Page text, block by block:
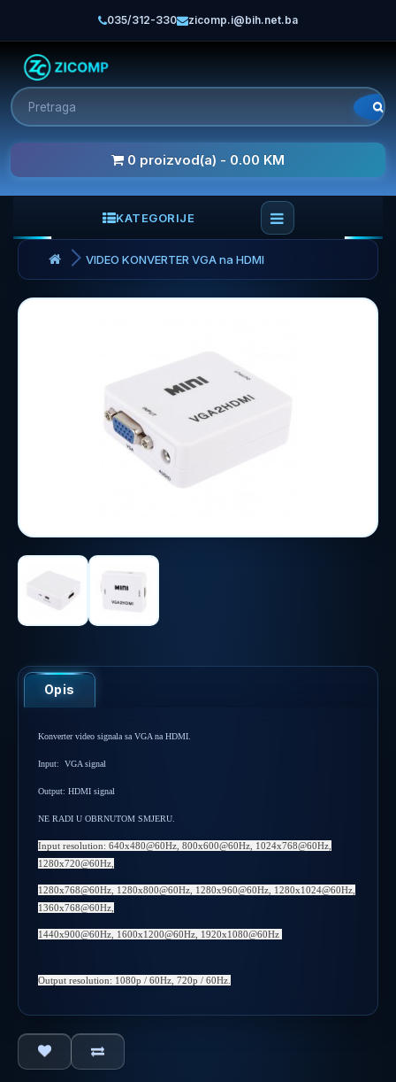
035/312-330 zicomp.i@bih.net.ba
0 proizvod(a) - 0.00 KM
KATEGORIJE
VIDEO KONVERTER VGA na HDMI
Opis
Konverter video signala sa VGA na HDMI.
Input: VGA signal
Output: HDMI signal
NE RADI U OBRNUTOM SMJERU.
Input resolution: 640x480@60Hz, 800x600@60Hz, 1024x768@60Hz,
1280x720@60Hz,
1280x768@60Hz, 1280x800@60Hz, 1280x960@60Hz, 1280x1024@60Hz,
1360x768@60Hz,
1440x900@60Hz, 1600x1200@60Hz, 1920x1080@60Hz
Output resolution: 1080p / 60Hz, 720p / 60Hz.